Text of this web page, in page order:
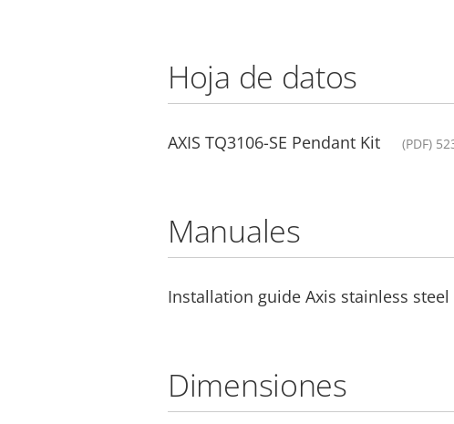
Hoja de datos
AXIS TQ3106-SE Pendant Kit (PDF)
Manuales
Installation guide Axis stainless
Dimensiones